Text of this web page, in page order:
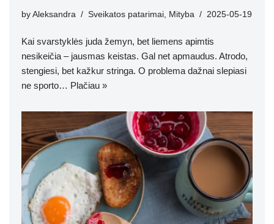
by Aleksandra Sveikatos patarimai Mityba 2025-05-19
Kai svarstyklės juda žemyn, bet liemens apimtis
nesikeičia – jausmas keistas. Gal net apmaudus. Atrodo,
stengiesi, bet kažkur stringa. O problema dažnai slepiasi
ne sporto… Plačiau »